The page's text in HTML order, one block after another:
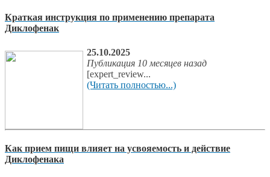
Краткая инструкция по применению препарата
Диклофенак
25.10.2025
Публикация 10 месяцев назад
[expert_review...
(Читать полностью...)
Как прием пищи влияет на усвояемость и действие
Диклофенака